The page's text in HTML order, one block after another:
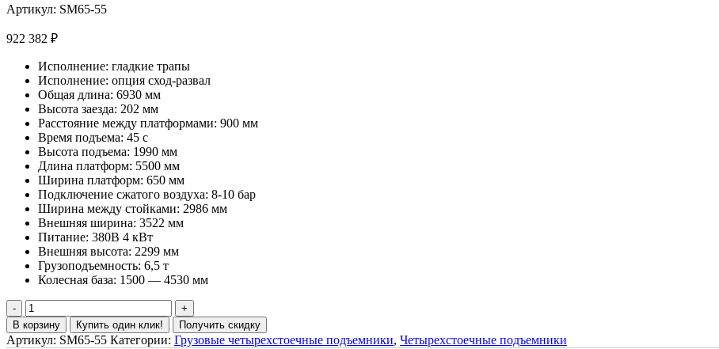
Артикул: SM65-55
922 382 ₽
Исполнение: гладкие трапы
Исполнение: опция сход-развал
Общая длина: 6930 мм
Высота заезда: 202 мм
Расстояние между платформами: 900 мм
Время подъема: 45 с
Высота подъема: 1990 мм
Длина платформ: 5500 мм
Ширина платформ: 650 мм
Подключение сжатого воздуха: 8-10 бар
Ширина между стойками: 2986 мм
Внешняя ширина: 3522 мм
Питание: 380В 4 кВт
Внешняя высота: 2299 мм
Грузоподъемность: 6,5 т
Колесная база: 1500 — 4530 мм
В корзину Купить один клик! Получить скидку
Артикул: SM65-55 Категории: Грузовые четырехстоечные подъемники, Четырехстоечные подъемники